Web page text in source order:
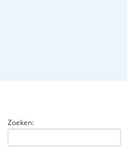
Zoeken: